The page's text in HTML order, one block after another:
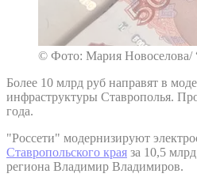
© Фото: Мария Новоселова/
Более 10 млрд руб направят в
инфраструктуры Ставрополья.
года.
"Россети" модернизируют
Ставропольского края за 10,5
региона Владимир Владимиров.